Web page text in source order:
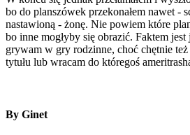
bo do planszówek przekonałem nawet -
nastawioną - żonę. Nie powiem które
bo inne mogłyby się obrazić. Faktem jest
grywam w gry rodzinne, choć chętnie też
tytułu lub wracam do któregoś
By Ginet